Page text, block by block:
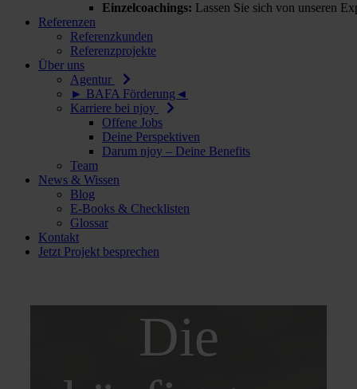
Einzelcoachings: Lassen Sie sich von unseren
Referenzen
Referenzkunden
Referenzprojekte
Über uns
Agentur
► BAFA Förderung◄
Karriere bei njoy
Offene Jobs
Deine Perspektiven
Darum njoy – Deine Benefits
Team
News & Wissen
Blog
E-Books & Checklisten
Glossar
Kontakt
Jetzt Projekt besprechen
Die